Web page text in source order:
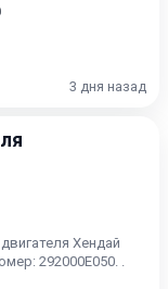
3 дня назад
Хендай
292000E050. .